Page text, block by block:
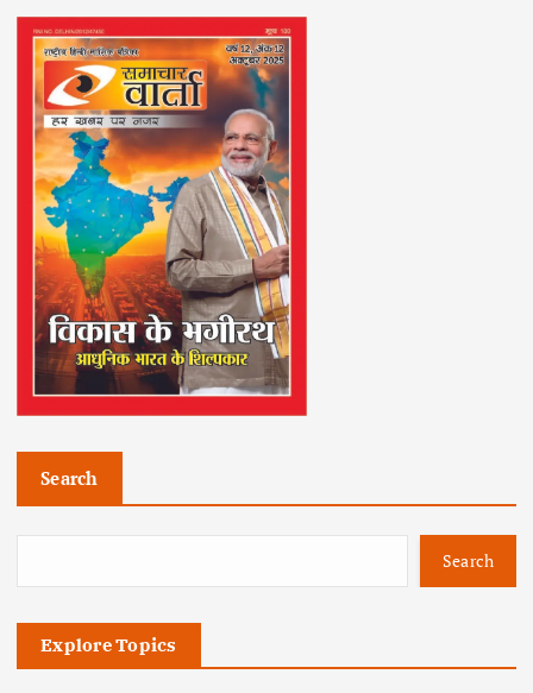
Search
Search
Explore Topics